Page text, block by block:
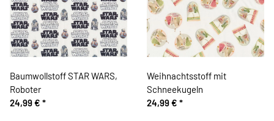
Baumwollstoff STAR WARS,
Roboter
24,99 € *
Weihnachtsstoff mit
Schneekugeln
24,99 € *